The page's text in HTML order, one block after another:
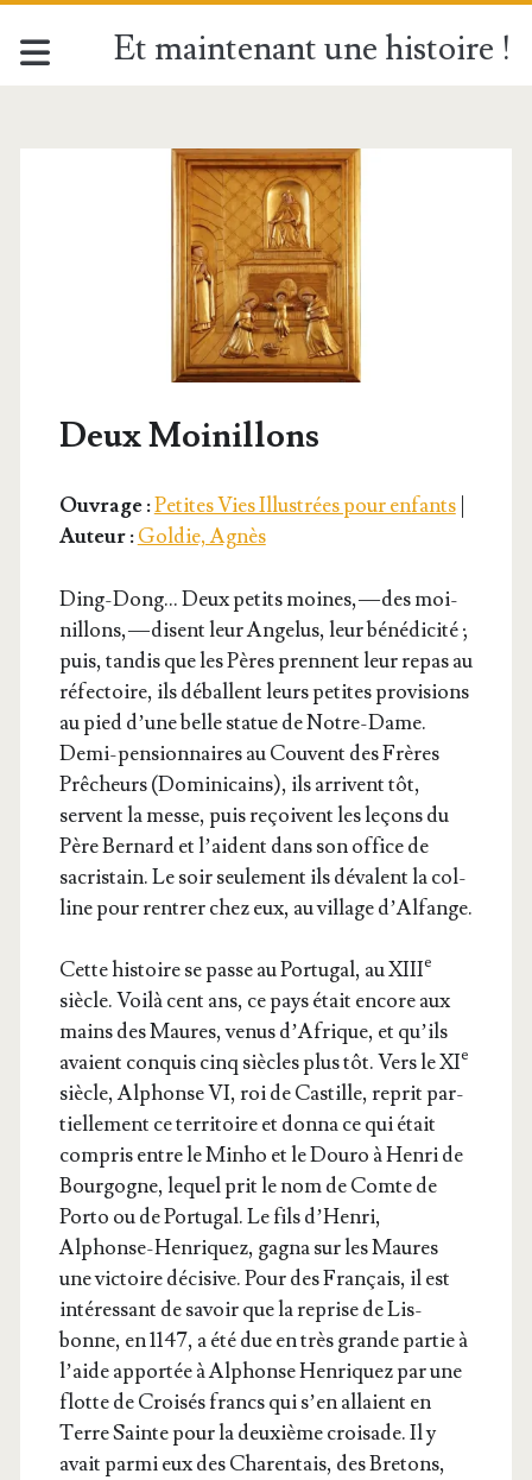
Et maintenant une histoire !
Deux Moinillons
Ouvrage :Petites Vies Illustrées pour enfants|
Auteur :Goldie, Agnès
Ding-Dong… Deux petits moines, — des moi­
nillons, — disent leur Ange­lus, leur béné­di­ci­té ;
puis, tan­dis que les Pères prennent leur repas au
réfec­toire, ils déballent leurs petites pro­vi­sions
au pied d’une belle sta­tue de Notre-Dame.
Demi-pen­sion­naires au Couvent des Frères
Prê­cheurs (Domi­ni­cains), ils arrivent tôt,
servent la messe, puis reçoivent les leçons du
Père Ber­nard et l’aident dans son office de
sacris­tain. Le soir seule­ment ils dévalent la col­
line pour ren­trer chez eux, au vil­lage d’Alfange.
Cette his­toire se passe au Por­tu­gal, au XIIIe
siècle. Voi­là cent ans, ce pays était encore aux
mains des Maures, venus d’A­frique, et qu’ils
avaient conquis cinq siècles plus tôt. Vers le XIe
siècle, Alphonse VI, roi de Cas­tille, reprit par­
tiel­le­ment ce ter­ri­toire et don­na ce qui était
com­pris entre le Min­ho et le Dou­ro à Hen­ri de
Bour­gogne, lequel prit le nom de Comte de
Por­to ou de Por­tu­gal. Le fils d’Hen­ri,
Alphonse-Hen­ri­quez, gagna sur les Maures
une vic­toire déci­sive. Pour des Fran­çais, il est
inté­res­sant de savoir que la reprise de Lis­
bonne, en 1147, a été due en très grande par­tie à
l’aide appor­tée à Alphonse Hen­ri­quez par une
flotte de Croi­sés francs qui s’en allaient en
Terre Sainte pour la deuxième croi­sade. Il y
avait par­mi eux des Cha­ren­tais, des Bre­tons,